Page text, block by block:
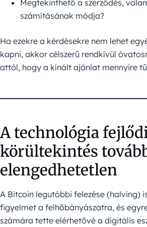
Megtekinthető a szerződés,
számításának módja?
Ha ezekre a kérdésekre nem lehet
kapni, akkor célszerű rendkívül
attól, hogy a kínált ajánlat mennyire
A technológia
körültekintés
elengedhetetlen
A Bitcoin legutóbbi felezése (halving)
figyelmet a felhőbányászatra, és
számára tette elérhetővé a digitális